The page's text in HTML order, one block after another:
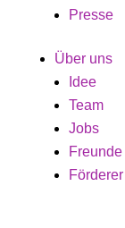
Presse
Über uns
Idee
Team
Jobs
Freunde
Förderer